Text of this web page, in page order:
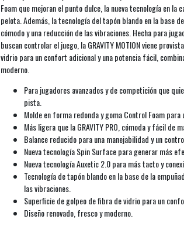
Foam que mejoran el punto dulce, la nueva tecnología en
pelota. Además, la tecnología del tapón blando en la base
cómodo y una reducción de las vibraciones. Hecha para
buscan controlar el juego, la GRAVITY MOTION viene
vidrio para un confort adicional y una potencia fácil,
moderno.
Para jugadores avanzados y de competición que
pista.
Molde en forma redonda y goma Control Foam para
Más ligera que la GRAVITY PRO, cómoda y fácil de
Balance reducido para una manejabilidad y un
Nueva tecnología Spin Surface para generar más
Nueva tecnología Auxetic 2.0 para más tacto y
Tecnología de tapón blando en la base de la
las vibraciones.
Superficie de golpeo de fibra de vidrio para un
Diseño renovado, fresco y moderno.